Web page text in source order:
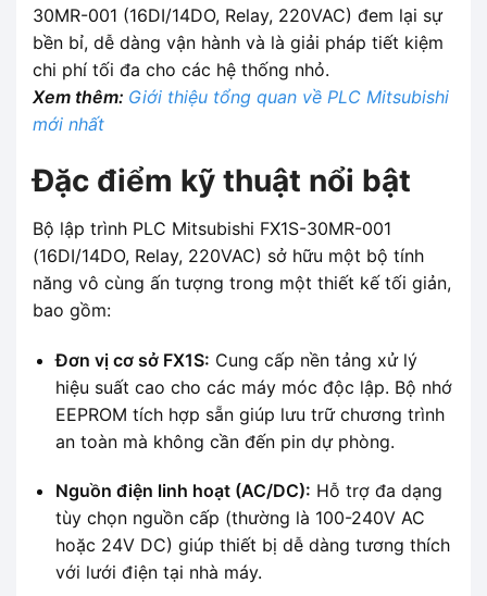
30MR-001 (16DI/14DO, Relay, 220VAC) đem lại sự
bền bỉ, dễ dàng vận hành và là giải pháp tiết kiệm
chi phí tối đa cho các hệ thống nhỏ.
Xem thêm: Giới thiệu tổng quan về PLC Mitsubishi
mới nhất
Đặc điểm kỹ thuật nổi bật
Bộ lập trình PLC Mitsubishi FX1S-30MR-001
(16DI/14DO, Relay, 220VAC) sở hữu một bộ tính
năng vô cùng ấn tượng trong một thiết kế tối giản,
bao gồm:
Đơn vị cơ sở FX1S: Cung cấp nền tảng xử lý
hiệu suất cao cho các máy móc độc lập. Bộ nhớ
EEPROM tích hợp sẵn giúp lưu trữ chương trình
an toàn mà không cần đến pin dự phòng.
Nguồn điện linh hoạt (AC/DC): Hỗ trợ đa dạng
tùy chọn nguồn cấp (thường là 100-240V AC
hoặc 24V DC) giúp thiết bị dễ dàng tương thích
với lưới điện tại nhà máy.